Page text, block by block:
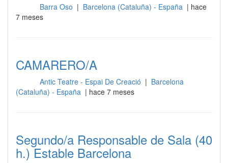
Barra Oso | Barcelona (Cataluña) - España | hace
7 meses
CAMARERO/A
Antic Teatre - Espai De Creació | Barcelona
(Cataluña) - España | hace 7 meses
Segundo/a Responsable de Sala (40
h.) Estable Barcelona